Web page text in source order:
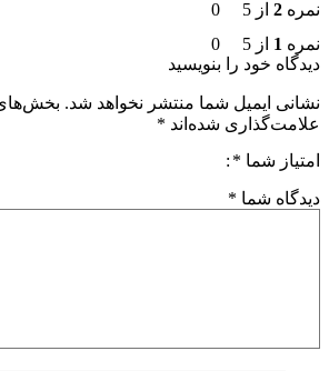
نمره 2 از 5
0
نمره 1 از 5 0
دیدگاه خود را بنویسید
نشانی ایمیل شما منتشر نخواهد شد. بخش‌های
علامت‌گذاری شده‌اند *
امتیاز شما *
دیدگاه شما *